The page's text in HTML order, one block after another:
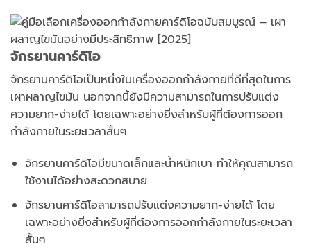
จักรยานคาร์ดิโอ
จักรยานคาร์ดิโอเป็นหนึ่งในเครื่องออกกำลังกายที่ดีที่สุดในการ
เผาผลาญไขมัน นอกจากนี้ยังมีความสามารถในการปรับแต่ง
ความยาก-ง่ายได้ โดยเฉพาะอย่างยิ่งสำหรับผู้ที่ต้องการออก
กำลังกายในระยะเวลาสั้นๆ
จักรยานคาร์ดิโอมีขนาดเล็กและน้ำหนักเบา ทำให้คุณสามารถ
ใช้งานได้อย่างสะดวกสบาย
จักรยานคาร์ดิโอสามารถปรับแต่งความยาก-ง่ายได้ โดย
เฉพาะอย่างยิ่งสำหรับผู้ที่ต้องการออกกำลังกายในระยะเวลา
สั้นๆ